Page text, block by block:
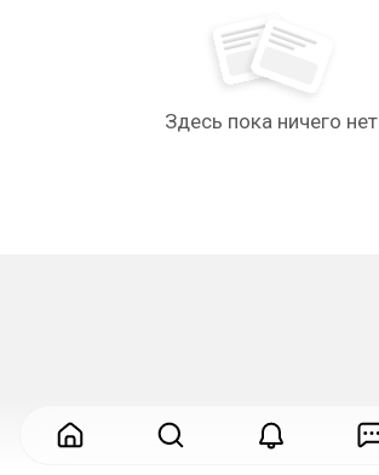
Здесь пока ничего нет